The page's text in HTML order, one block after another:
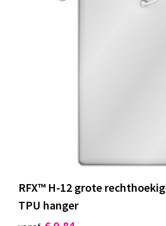
RFX™ H-12 grote
TPU hanger